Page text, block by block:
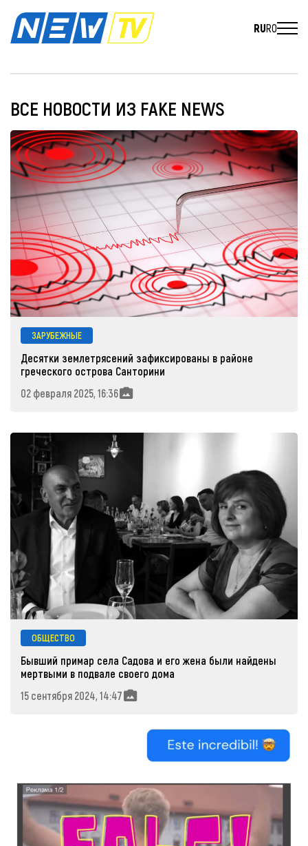
RURO
ВСЕ НОВОСТИ ИЗ FAKE NEWS
ЗАРУБЕЖНЫЕ
Десятки землетрясений зафиксированы в районе
греческого острова Санторини
02 февраля 2025, 16:36
ОБЩЕСТВО
Бывший примар села Садова и его жена были найдены
мертвыми в подвале своего дома
15 сентября 2024, 14:47